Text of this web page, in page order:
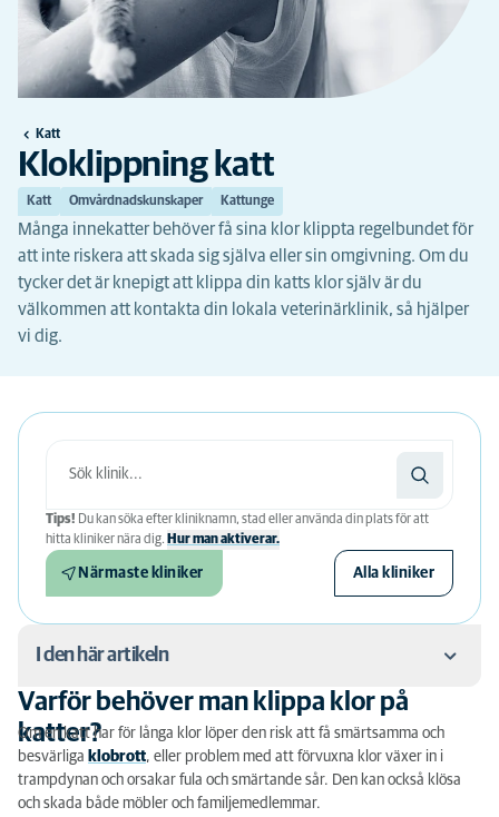
Katt
Kloklippning katt
Katt Omvårdnadskunskaper Kattunge
Många innekatter behöver få sina klor klippta regelbundet för
att inte riskera att skada sig själva eller sin omgivning. Om du
tycker det är knepigt att klippa din katts klor själv är du
välkommen att kontakta din lokala veterinärklinik, så hjälper
vi dig.
Tips! Du kan söka efter kliniknamn, stad eller använda din plats för att
hitta kliniker nära dig. Hur man aktiverar.
Närmaste kliniker Alla kliniker
I den här artikeln
Varför behöver man klippa klor på katter?
Vilka katter behöver få klorna klippta?
Hur ofta ska du klippa klorna på din katt?
Varför behöver man klippa klor på
katter?
Om en katt har för långa klor löper den risk att få smärtsamma och
besvärliga klobrott, eller problem med att förvuxna klor växer in i
trampdynan och orsakar fula och smärtande sår. Den kan också klösa
och skada både möbler och familjemedlemmar.